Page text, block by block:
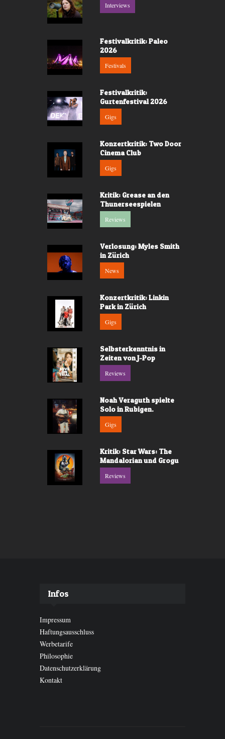
Interviews
Festivalkritik: Paleo
2026
Festivals
Festivalkritik:
Gurtenfestival 2026
Gigs
Konzertkritik: Two Door
Cinema Club
Gigs
Kritik: Grease an den
Thunerseespielen
Reviews
Verlosung: Myles Smith
in Zürich
News
Konzertkritik: Linkin
Park in Zürich
Gigs
Selbsterkenntnis in
Zeiten von J-Pop
Reviews
Noah Veraguth spielte
Solo in Rubigen.
Gigs
Kritik: Star Wars: The
Mandalorian und Grogu
Reviews
Infos
Impressum
Haftungsausschluss
Werbetarife
Philosophie
Datenschutzerklärung
Kontakt